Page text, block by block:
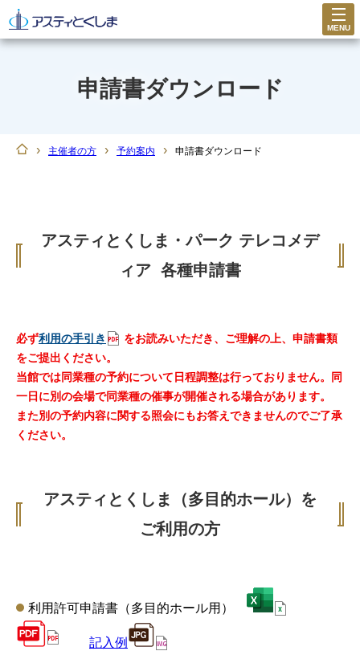
MENU
申請書ダウンロード
› 主催者の方 › 予約案内 › 申請書ダウンロード
アスティとくしま・パーク テレコメデ
ィア 各種申請書
必ず利用の手引き
をお読みいただき、ご理解の上、申請書類
をご提出ください。
当館では同業種の予約について日程調整は行っておりません。同
一日に別の会場で同業種の催事が開催される場合があります。
また別の予約内容に関する照会にもお答えできませんのでご了承
ください。
アスティとくしま（多目的ホール）を
ご利用の方
利用許可申請書（多目的ホール用）
記入例